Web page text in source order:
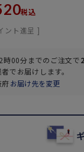
税込
ント進呈 ]
時00分までのご注文で
者でお届けします。
府お届け先を変更